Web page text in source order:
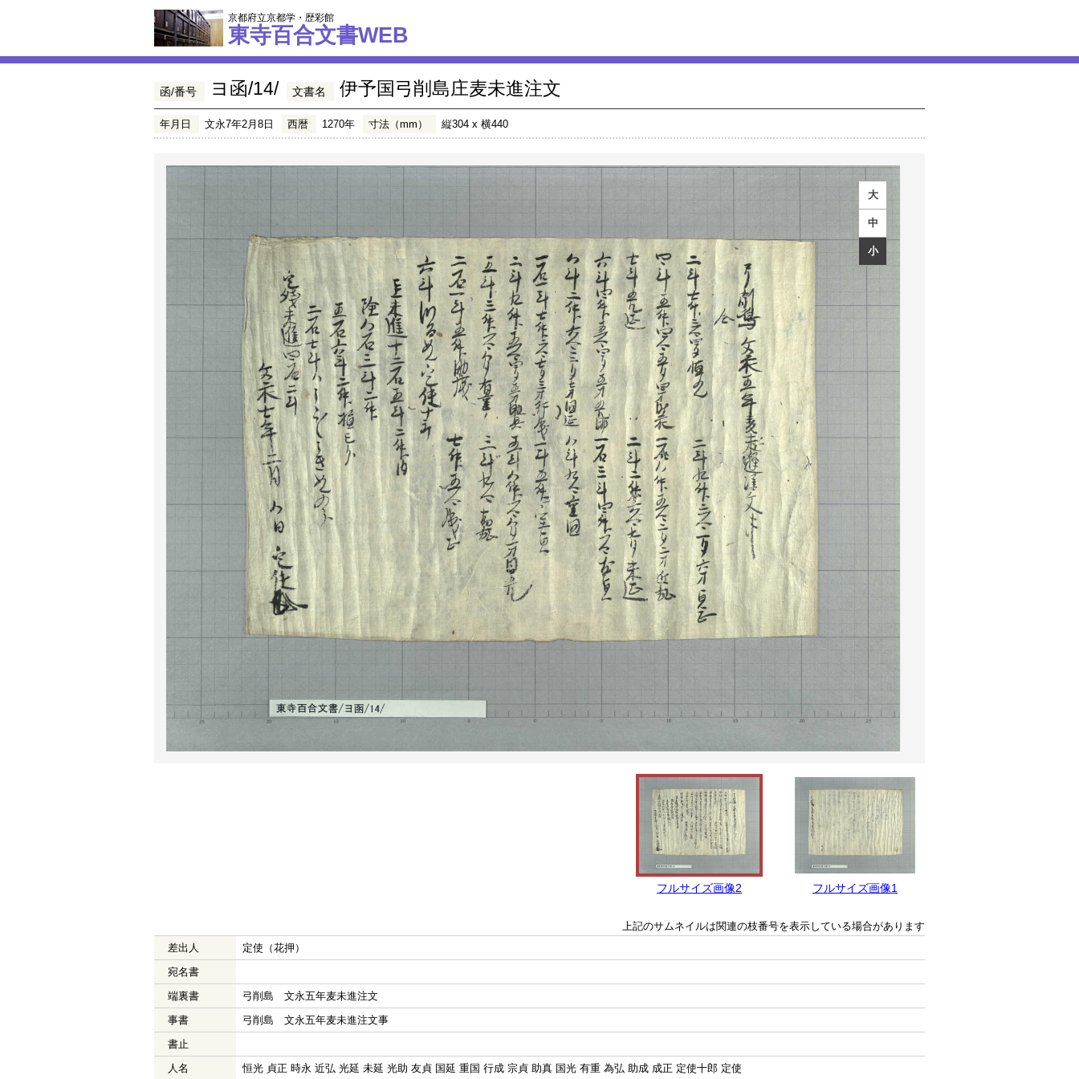
京都府立京都学・歴彩館
東寺百合文書WEB
函/番号 ヨ函/14/ 文書名 伊予国弓削島庄麦未進注文
年月日 文永7年2月8日 西暦 1270年 寸法（mm） 縦304 x 横440
大
中
小
フルサイズ画像2 フルサイズ画像1
上記のサムネイルは関連の枝番号を表示している場合があります
差出人
定使（花押）
宛名書
端裏書
弓削島 文永五年麦未進注文
事書
弓削島 文永五年麦未進注文事
書止
人名
恒光 貞正 時永 近弘 光延 未延 光助 友貞 国延 重国 行成 宗貞 助真 国光 有重 為弘 助成 成正 定使十郎 定使